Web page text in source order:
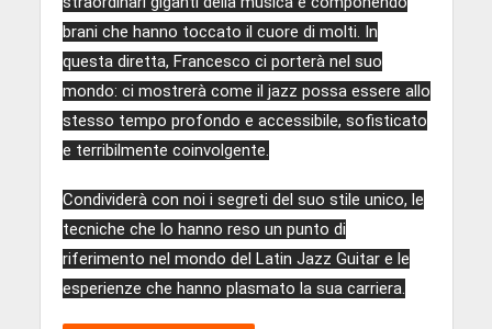
brani che hanno toccato il cuore di molti. In
questa diretta, Francesco ci porterà nel suo
mondo: ci mostrerà come il jazz possa essere allo
stesso tempo profondo e accessibile, sofisticato
e terribilmente coinvolgente.
Condividerà con noi i segreti del suo stile unico, le
tecniche che lo hanno reso un punto di
riferimento nel mondo del Latin Jazz Guitar e le
esperienze che hanno plasmato la sua carriera.